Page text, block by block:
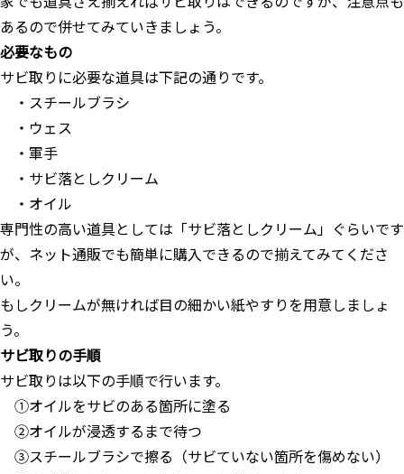
あるので併せてみていきましょう。
必要なもの
サビ取りに必要な道具は下記の通りです。
・スチールブラシ
・ウェス
・軍手
・サビ落としクリーム
・オイル
専門性の高い道具としては「サビ落としクリーム」ぐらいです
が、ネット通販でも簡単に購入できるので揃えてみてくださ
い。
もしクリームが無ければ目の細かい紙やすりを用意しましょ
う。
サビ取りの手順
サビ取りは以下の手順で行います。
①オイルをサビのある箇所に塗る
②オイルが浸透するまで待つ
③スチールブラシで擦る（サビていない箇所を傷めない）